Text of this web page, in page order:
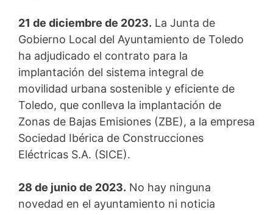
21 de diciembre de 2023. La Junta de
Gobierno Local del Ayuntamiento de Toledo
ha adjudicado el contrato para la
implantación del sistema integral de
movilidad urbana sostenible y eficiente de
Toledo, que conlleva la implantación de
Zonas de Bajas Emisiones (ZBE), a la empresa
Sociedad Ibérica de Construcciones
Eléctricas S.A. (SICE).
28 de junio de 2023. No hay ninguna
novedad en el ayuntamiento ni noticia